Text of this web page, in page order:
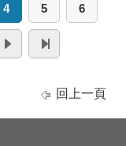
4 5 6
回上一頁